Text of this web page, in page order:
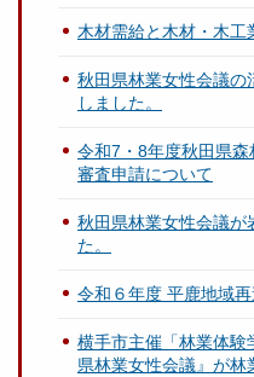
木材需給と木材・木工
秋田県林業女性会議の
しました。
令和7・8年度秋田県
審査申請について
秋田県林業女性会議が
た。
令和６年度 平鹿地域
横手市主催「林業体験
県林業女性会議』が林